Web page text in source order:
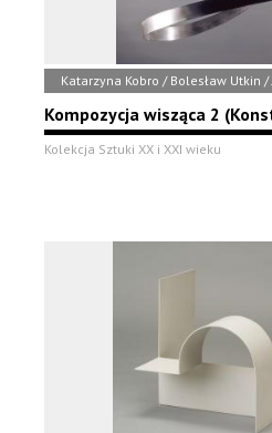
Katarzyna Kobro / Bolesław Utkin
Kompozycja wisząca 2
Kolekcja Sztuki XX i XXI wieku